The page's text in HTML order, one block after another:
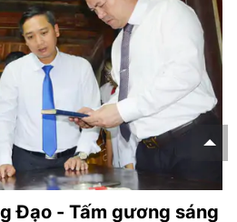
Đạo - Tấm gương sáng